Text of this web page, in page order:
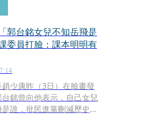
郭台銘女兒不知岳飛是
員打臉：課本明明有
少康昨（3日）在臉書發
銘曾向他表示，自己女兒
誰，批民進黨刪減歷史課